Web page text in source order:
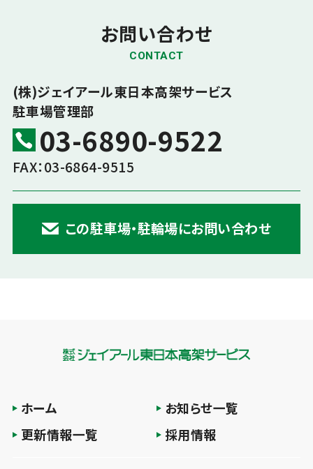
お問い合わせ
CONTACT
(株)ジェイアール東日本高架サービス
駐車場管理部
03-6890-9522
FAX：03-6864-9515
この駐車場・駐輪場にお問い合わせ
ホーム
お知らせ一覧
更新情報一覧
採用情報